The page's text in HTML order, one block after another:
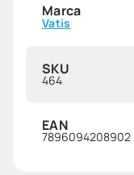
Marca
Vatis
SKU
464
EAN
7896094208902